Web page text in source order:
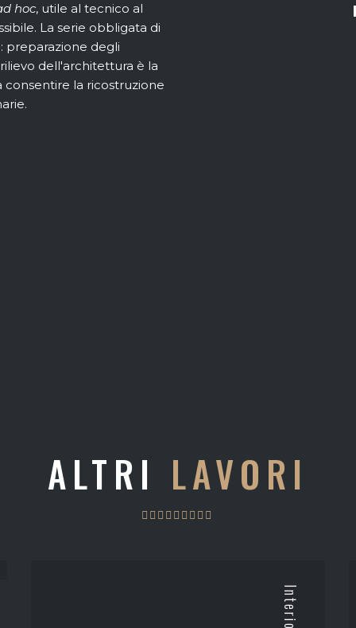
hoc, utile al tecnico al
La serie obbligata di
preparazione degli
dell'architettura è la
consentire la ricostruzione
ALTRI LAVORI